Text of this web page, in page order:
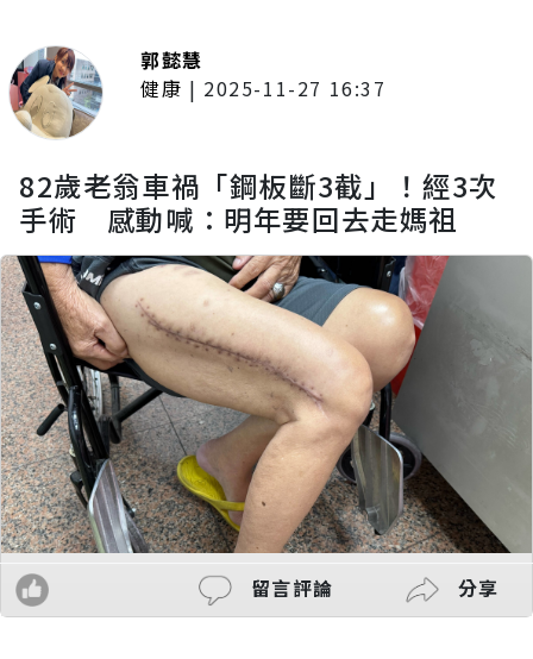
郭懿慧
健康 | 2025-11-27 16:37
82歲老翁車禍「鋼板斷3截」！經3次
手術 感動喊：明年要回去走媽祖
留言評論 分享